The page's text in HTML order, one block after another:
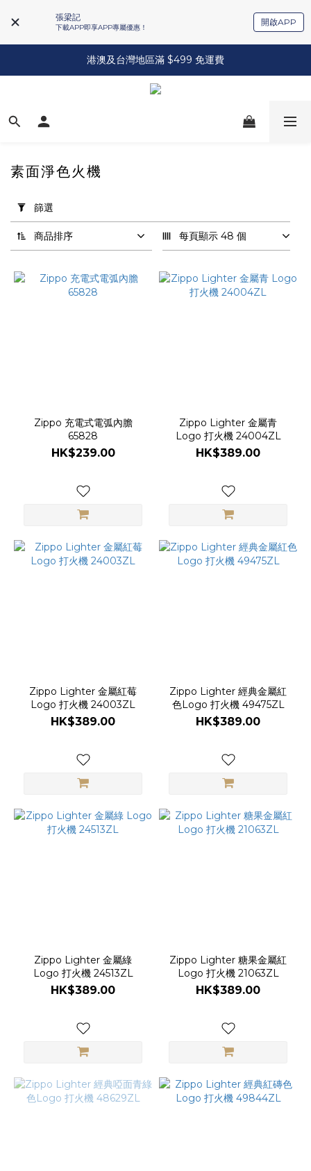
張梁記
下載APP即享APP專屬優惠！
開啟APP
港澳及台灣地區滿 $499 免運費
用
篩
選
(0/20)
品
素面淨色火機
篩選
商品排序 每頁顯示 48 個
Zippo 充電式電弧內膽
65828
HK$239.00
Zippo Lighter 金屬青
Logo 打火機 24004ZL
HK$389.00
Zippo Lighter 金屬紅莓
Logo 打火機 24003ZL
HK$389.00
Zippo Lighter 經典金屬紅
色Logo 打火機 49475ZL
HK$389.00
Zippo Lighter 金屬綠
Logo 打火機 24513ZL
HK$389.00
Zippo Lighter 糖果金屬紅
Logo 打火機 21063ZL
HK$389.00